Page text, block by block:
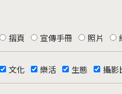
摺頁 宣傳手冊 照片
文化 樂活 生態 攝影